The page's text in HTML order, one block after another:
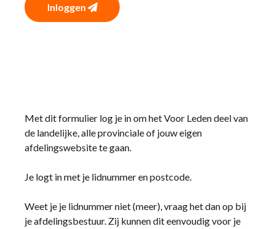
Inloggen
Met dit formulier log je in om het Voor Leden deel van
de landelijke, alle provinciale of jouw eigen
afdelingswebsite te gaan.
Je logt in met je lidnummer en postcode.
Weet je je lidnummer niet (meer), vraag het dan op bij
je afdelingsbestuur. Zij kunnen dit eenvoudig voor je